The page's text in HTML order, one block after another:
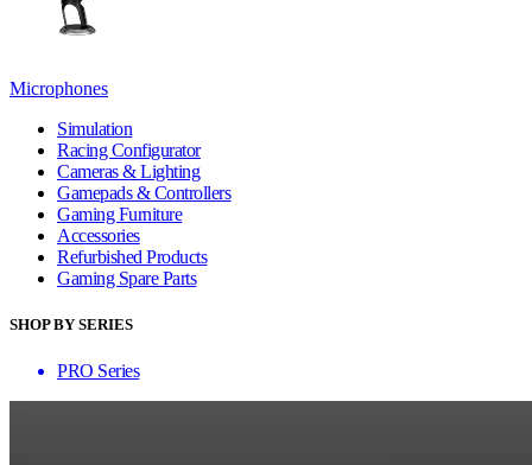
Microphones
Simulation
Racing Configurator
Cameras & Lighting
Gamepads & Controllers
Gaming Furniture
Accessories
Refurbished Products
Gaming Spare Parts
SHOP BY SERIES
PRO Series